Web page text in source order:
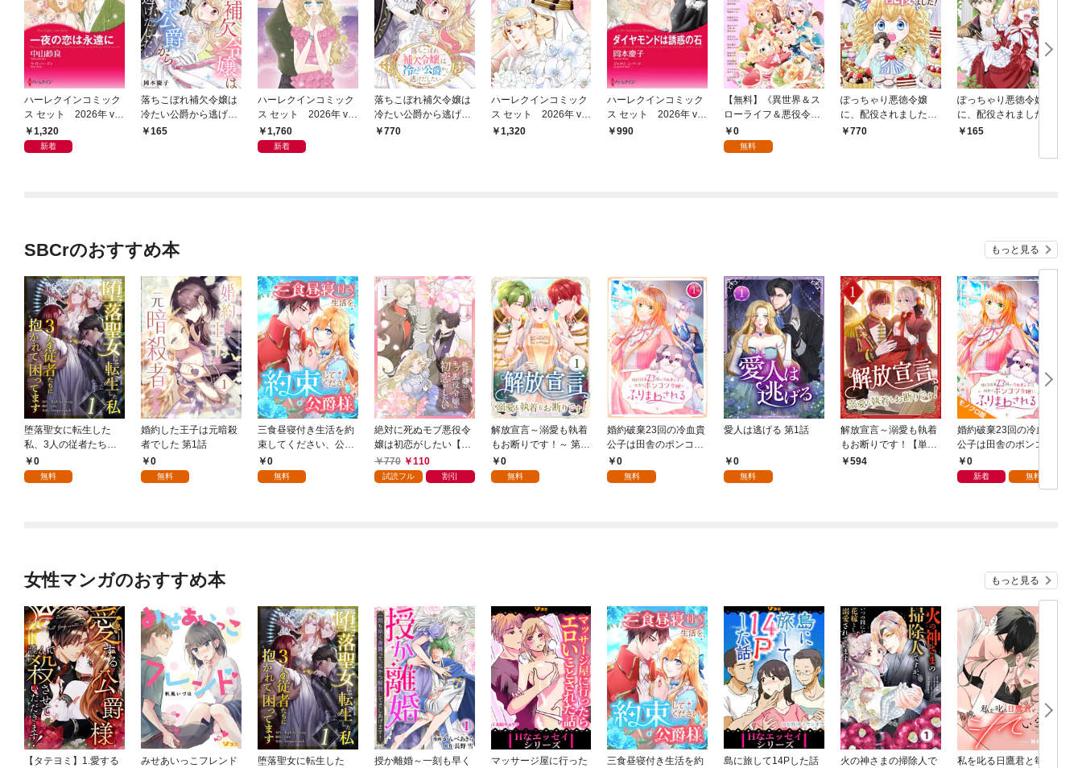
ハーレクインコミック
ス セット 2026年 vo
l.1018
1,320
新着
落ちこぼれ補欠令嬢は
冷たい公爵から逃げだ
したい １
165
ハーレクインコミック
ス セット 2026年 vo
l.1069
1,760
新着
落ちこぼれ補欠令嬢は
冷たい公爵から逃げだ
したい【電子単行本】
770
ハーレクインコミック
ス セット 2026年 vo
l.850
1,320
ハーレクインコミック
ス セット 2026年 vo
l.786
990
【無料】《異世界＆ス
ローライフ＆悪役令
嬢》が大集合！！ Mao
mao作品試し読み冊子
0
無料
ぽっちゃり悪徳令嬢
に、配役されました！
【コミックス単行本
770
ぽっちゃり悪徳令嬢
に、配役されました！
【単話版】 １
165
SBCrのおすすめ本 もっと見る
堕落聖女に転生した
私、3人の従者たちに
抱かれて困ってます 第
1話
0
無料
婚約した王子は元暗殺
者でした 第1話
0
無料
三食昼寝付き生活を約
束してください、公爵
様 1話
0
無料
絶対に死ぬモブ悪役令
嬢は初恋がしたい【単
行本版】 1巻
770 110
試読フル 割引
解放宣言～溺愛も執着
もお断りです！～ 第1
話0
無料
婚約破棄23回の冷血貴
公子は田舎のポンコツ
令嬢にふりまわされる
1話
0
無料
愛人は逃げる 第1話
0
無料
解放宣言～溺愛も執着
もお断りです！【単行
本版】 1巻
594
婚約破棄23回の冷血貴
公子は田舎のポンコツ
令嬢にふりまわされる
モノクロ版 第1話
0
新着 無料
女性マンガのおすすめ本 もっと見る
【タテヨミ】1.愛する
みせあいっこフレンド
堕落聖女に転生した
授か離婚～一刻も早く
マッサージ屋に行った
三食昼寝付き生活を約
島に旅して14Pした話
火の神さまの掃除人で
私を叱る日鷹君と毎晩